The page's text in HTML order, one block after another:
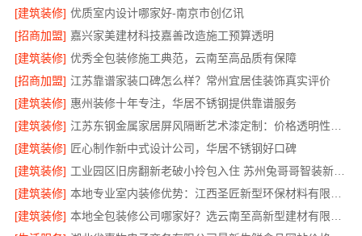
[建筑装修] 优质室内设计哪家好-南京市创亿讯
[招商加盟] 嘉兴家美建材科技嘉善改造施工预算透明
[建筑装修] 优秀全包装修施工典范，云南至高品质有保障
[招商加盟] 江苏靠谱家装口碑怎么样？常州宜居佳装饰真实评价
[建筑装修] 惠州装修十年专注，华居不锈钢提供靠谱服务
[建筑装修]
[建筑装修] 匠心制作新中式设计公司，华居不锈钢好口碑
[建筑装修]
工业园区旧房翻新老破小拎包入住 苏州兔哥哥智装新材料有限公司
[建筑装修]
[建筑装修]